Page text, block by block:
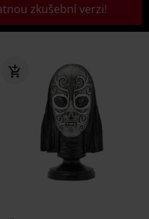
zkušební verzi!